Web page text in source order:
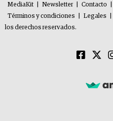
MediaKit Newsletter Contacto
Términos y condiciones
Legales
los derechos reservados.